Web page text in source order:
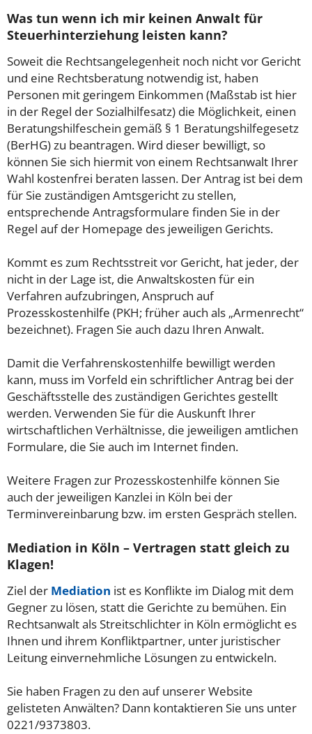
Was tun wenn ich mir keinen Anwalt für
Steuerhinterziehung leisten kann?
Soweit die Rechtsangelegenheit noch nicht vor Gericht
und eine Rechtsberatung notwendig ist, haben
Personen mit geringem Einkommen (Maßstab ist hier
in der Regel der Sozialhilfesatz) die Möglichkeit, einen
Beratungshilfeschein gemäß § 1 Beratungshilfegesetz
(BerHG) zu beantragen. Wird dieser bewilligt, so
können Sie sich hiermit von einem Rechtsanwalt Ihrer
Wahl kostenfrei beraten lassen. Der Antrag ist bei dem
für Sie zuständigen Amtsgericht zu stellen,
entsprechende Antragsformulare finden Sie in der
Regel auf der Homepage des jeweiligen Gerichts.
Kommt es zum Rechtsstreit vor Gericht, hat jeder, der
nicht in der Lage ist, die Anwaltskosten für ein
Verfahren aufzubringen, Anspruch auf
Prozesskostenhilfe (PKH; früher auch als „Armenrecht“
bezeichnet). Fragen Sie auch dazu Ihren Anwalt.
Damit die Verfahrenskostenhilfe bewilligt werden
kann, muss im Vorfeld ein schriftlicher Antrag bei der
Geschäftsstelle des zuständigen Gerichtes gestellt
werden. Verwenden Sie für die Auskunft Ihrer
wirtschaftlichen Verhältnisse, die jeweiligen amtlichen
Formulare, die Sie auch im Internet finden.
Weitere Fragen zur Prozesskostenhilfe können Sie
auch der jeweiligen Kanzlei in Köln bei der
Terminvereinbarung bzw. im ersten Gespräch stellen.
Mediation in Köln – Vertragen statt gleich zu
Klagen!
Ziel der Mediation ist es Konflikte im Dialog mit dem
Gegner zu lösen, statt die Gerichte zu bemühen. Ein
Rechtsanwalt als Streitschlichter in Köln ermöglicht es
Ihnen und ihrem Konfliktpartner, unter juristischer
Leitung einvernehmliche Lösungen zu entwickeln.
Sie haben Fragen zu den auf unserer Website
gelisteten Anwälten? Dann kontaktieren Sie uns unter
0221/9373803.